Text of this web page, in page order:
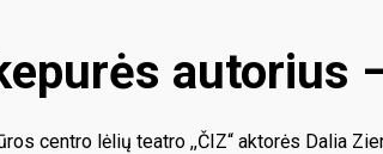
autorius
centro lėlių teatro ,,ČIZ“ aktorės Dalia